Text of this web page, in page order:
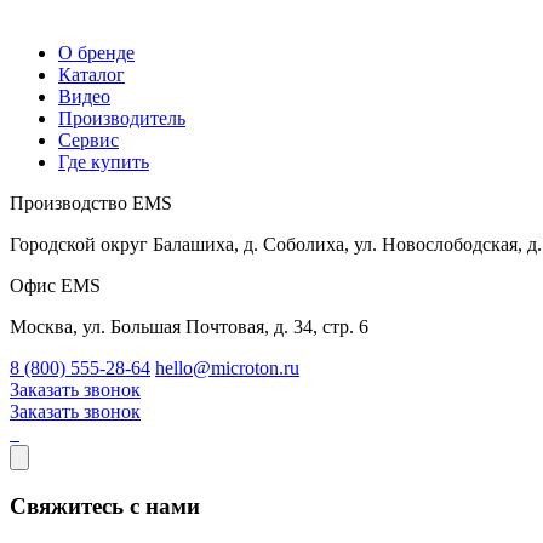
О бренде
Каталог
Видео
Производитель
Сервис
Где купить
Производство EMS
Городской округ Балашиха, д. Соболиха, ул. Новослободская,
Офис EMS
Москва, ул. Большая Почтовая, д. 34, стр. 6
8 (800) 555-28-64 hello@microton.ru
Заказать звонок
Заказать звонок
Свяжитесь с нами